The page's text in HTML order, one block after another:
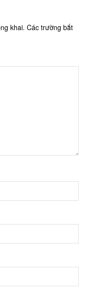
khai. Các trường bắt